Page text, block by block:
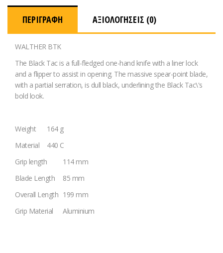
ΠΕΡΙΓΡΑΦΉ ΑΞΙΟΛΟΓΉΣΕΙΣ (0)
WALTHER BTK
The Black Tac is a full-fledged one-hand knife with a liner lock
and a flipper to assist in opening. The massive spear-point blade,
with a partial serration, is dull black, underlining the Black Tac\'s
bold look.
Weight
164 g
Material
440 C
Grip length
114 mm
Blade Length
85 mm
Overall Length 199 mm
Grip Material
Aluminium